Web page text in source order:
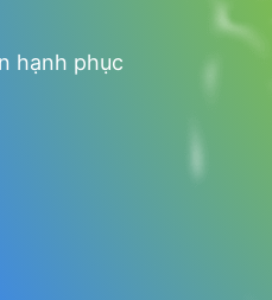
hạnh phục